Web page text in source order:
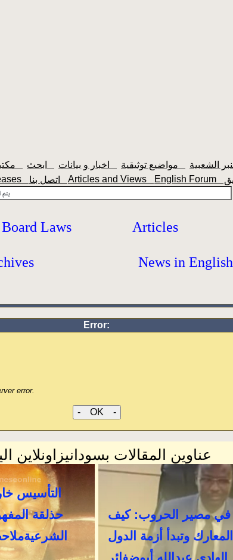
Articles and Views English Forum
Board Laws Articles
News in English
Error:
error.